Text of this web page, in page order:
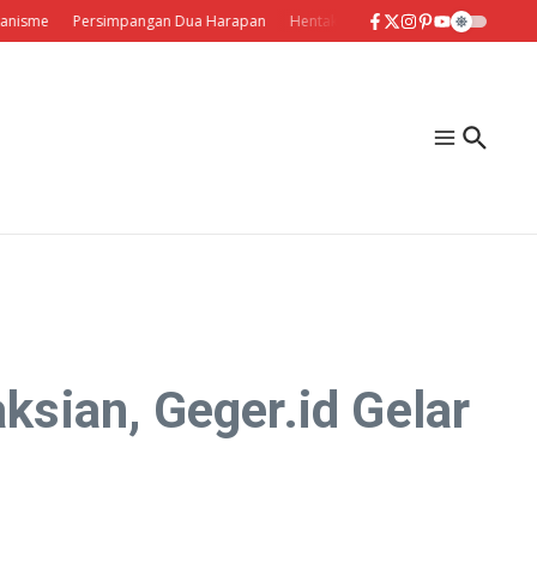
Persimpangan Dua Harapan Hentakan Maut Mengukuhkan Delapan
Geger.id Gelar